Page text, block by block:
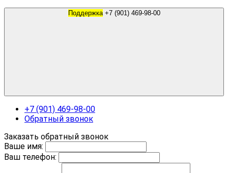
Поддержка +7 (901) 469-98-00
+7 (901) 469-98-00
Обратный звонок
Заказать обратный звонок
Ваше имя:
Ваш телефон: